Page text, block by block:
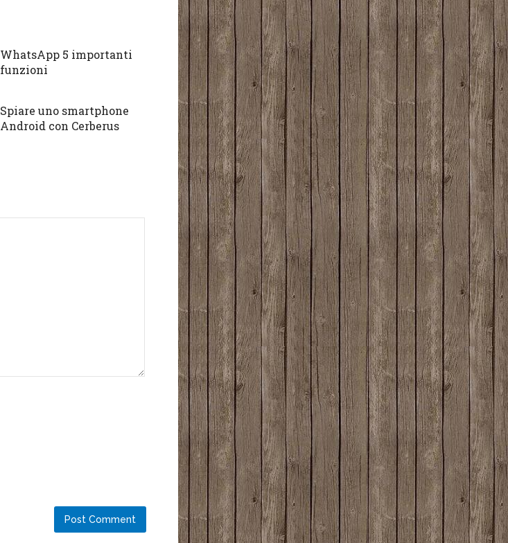
WhatsApp 5 importanti
funzioni
Spiare uno smartphone
Android con Cerberus